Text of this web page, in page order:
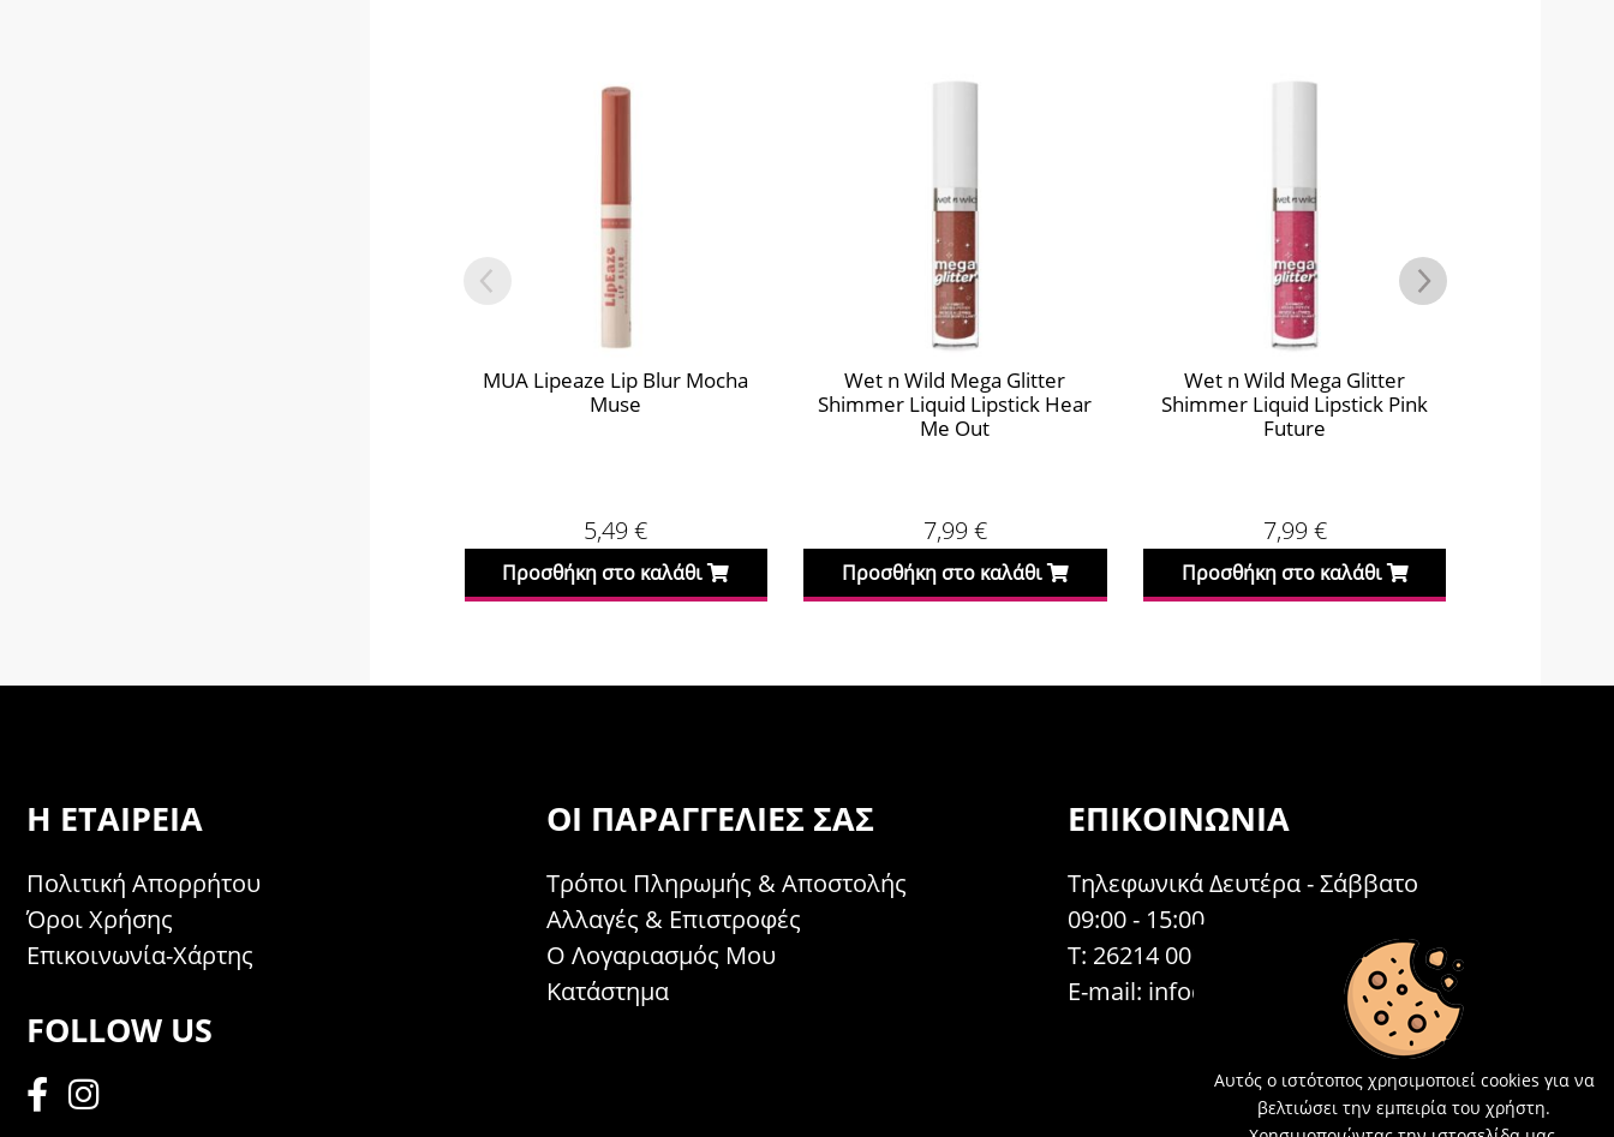
MUA Lipeaze Lip Blur Mocha
Muse
5,49€
Προσθήκη στο καλάθι
Wet n Wild Mega Glitter
Shimmer Liquid Lipstick Hear
Me Out
7,99 €
Προσθήκη στο καλάθι
Wet n Wild Mega Glitter
Shimmer Liquid Lipstick Pink
Future
7,99 €
Προσθήκη στο καλάθι
Η ΕΤΑΙΡΕΊΑ
Πολιτική Απορρήτου
Όροι Χρήσης
Επικοινωνία-Χάρτης
FOLLOW US
ΟΙ ΠΑΡΑΓΓΕΛΊΕΣ ΣΑΣ
Τρόποι Πληρωμής & Αποστολής
Αλλαγές & Επιστροφές
Ο Λογαριασμός Μου
Κατάστημα
ΕΠΙΚΟΙΝΩΝΊΑ
Τηλεφωνικά Δευτέρα - Σάββατο
09:00 - 15:00
Τ: 26214 00104
E-mail: info@acosmetics.gr
Αυτός ο ιστότοπος χρησιμοποιεί cookies για να
βελτιώσει την εμπειρία του χρήστη.